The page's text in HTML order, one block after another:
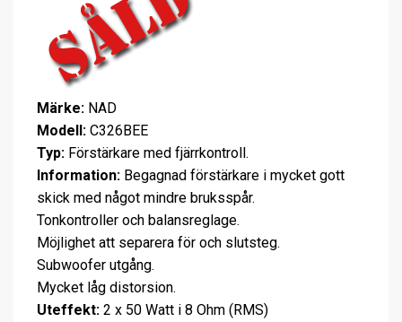
Märke: NAD
Modell: C326BEE
Typ: Förstärkare med fjärrkontroll.
Information: Begagnad förstärkare i mycket gott
skick med något mindre bruksspår.
Tonkontroller och balansreglage.
Möjlighet att separera för och slutsteg.
Subwoofer utgång.
Mycket låg distorsion.
Uteffekt: 2 x 50 Watt i 8 Ohm (RMS)